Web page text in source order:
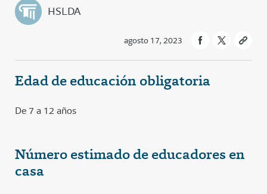
HSLDA
agosto 17, 2023
Edad de educación obligatoria
De 7 a 12 años
Número estimado de educadores en
casa